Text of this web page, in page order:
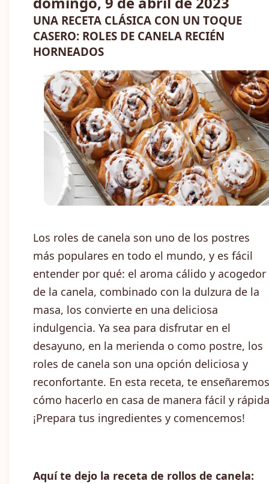
UNA RECETA CLÁSICA CON UN TOQUE
CASERO: ROLES DE CANELA RECIÉN
HORNEADOS
Los roles de canela son uno de los postres
más populares en todo el mundo, y es fácil
entender por qué: el aroma cálido y acogedor
de la canela, combinado con la dulzura de la
masa, los convierte en una deliciosa
indulgencia. Ya sea para disfrutar en el
desayuno, en la merienda o como postre, los
roles de canela son una opción deliciosa y
reconfortante. En esta receta, te enseñaremos
cómo hacerlo en casa de manera fácil y
¡Prepara tus ingredientes y comencemos!
Aquí te dejo la receta de rollos de canela: